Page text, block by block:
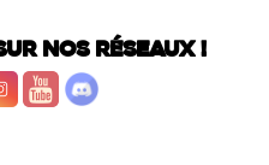
nos réseaux !